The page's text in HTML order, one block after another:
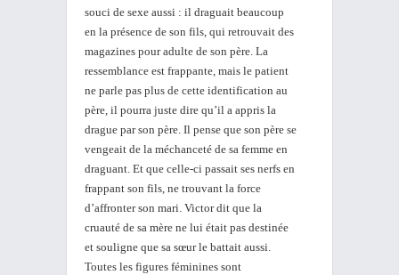
souci de sexe aussi : il draguait beaucoup
en la présence de son fils, qui retrouvait des
magazines pour adulte de son père. La
ressemblance est frappante, mais le patient
ne parle pas plus de cette identification au
père, il pourra juste dire qu’il a appris la
drague par son père. Il pense que son père se
vengeait de la méchanceté de sa femme en
draguant. Et que celle-ci passait ses nerfs en
frappant son fils, ne trouvant la force
d’affronter son mari. Victor dit que la
cruauté de sa mère ne lui était pas destinée
et souligne que sa sœur le battait aussi.
Toutes les figures féminines sont